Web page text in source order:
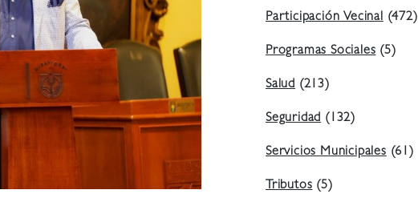
Participación Vecinal(472)
Programas Sociales(5)
Salud (213)
Seguridad(132)
Servicios Municipales(61)
Tributos(5)